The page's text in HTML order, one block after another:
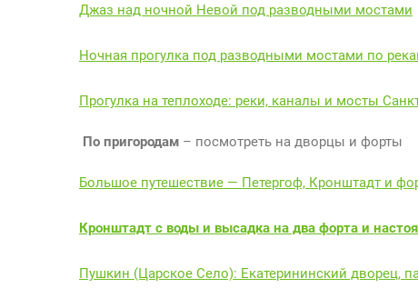
Джаз над ночной Невой под разводными мостами
Ночная прогулка под разводными мостами по
Прогулка на теплоходе: реки, каналы и мосты
По пригородам – посмотреть на дворцы и форты
Большое путешествие — Петергоф, Кронштадт и
Кронштадт с воды и высадка на два форта и
Пушкин (Царское Село): Екатерининский дворец,